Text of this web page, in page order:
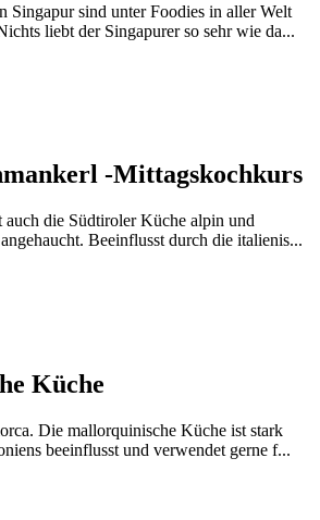
Singapur sind unter Foodies in aller Welt
liebt der Singapurer so sehr wie da...
-Mittagskochkurs
auch die Südtiroler Küche alpin und
Beeinflusst durch die italienis...
Küche
Die mallorquinische Küche ist stark
beeinflusst und verwendet gerne f...